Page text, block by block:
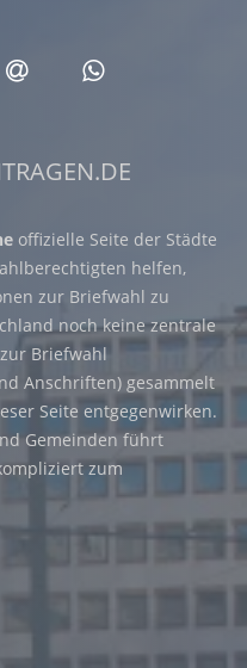
offizielle Seite der Städte
helfen,
zur Briefwahl zu
noch keine zentrale
Briefwahl
Anschriften) gesammelt
Seite entgegenwirken.
Gemeinden führt
zum